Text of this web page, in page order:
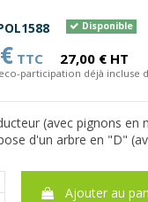
Disponible
TTC 27,00 € HT
participation déjà incluse
(avec pignons en
d'un arbre en "D"
Ajouter au